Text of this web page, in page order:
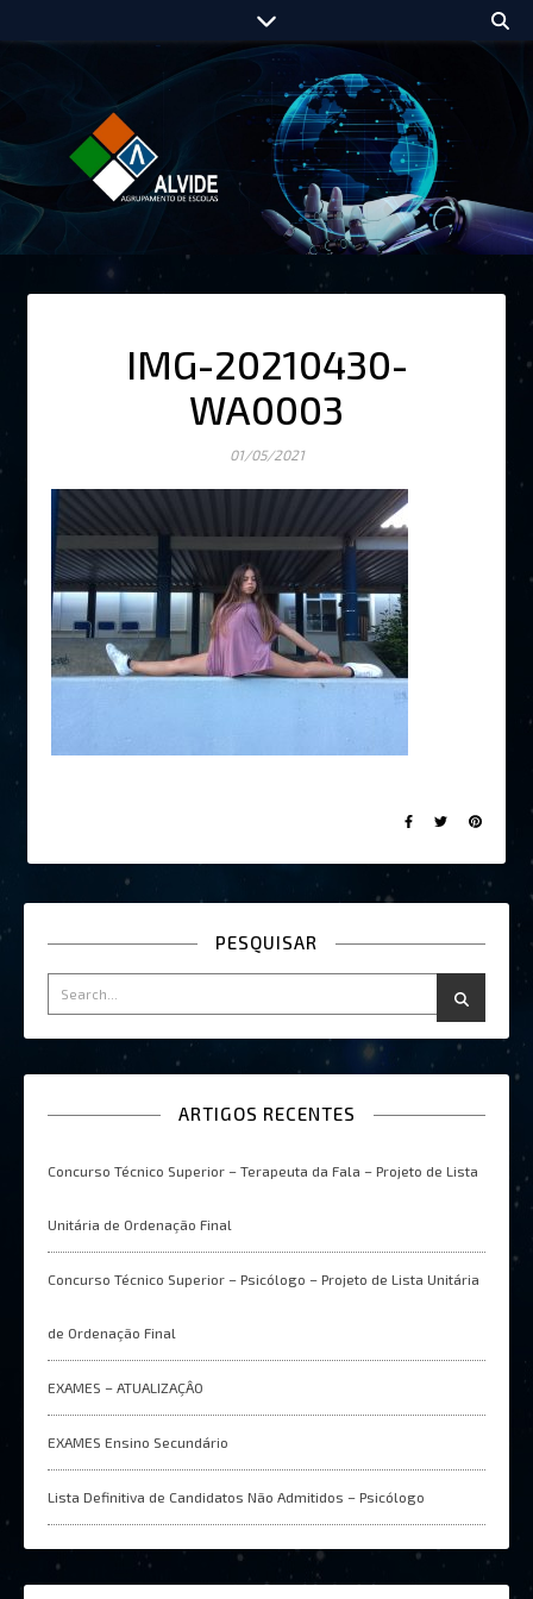
IMG-20210430-
WA0003
01/05/2021
PESQUISAR
ARTIGOS RECENTES
Concurso Técnico Superior – Terapeuta da Fala – Projeto de Lista
Unitária de Ordenação Final
Concurso Técnico Superior – Psicólogo – Projeto de Lista Unitária
de Ordenação Final
EXAMES – ATUALIZAÇÂO
EXAMES Ensino Secundário
Lista Definitiva de Candidatos Não Admitidos – Psicólogo